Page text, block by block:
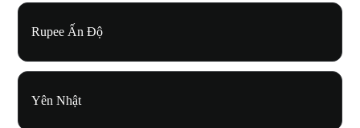
Rupee Ấn Độ
Yên Nhật